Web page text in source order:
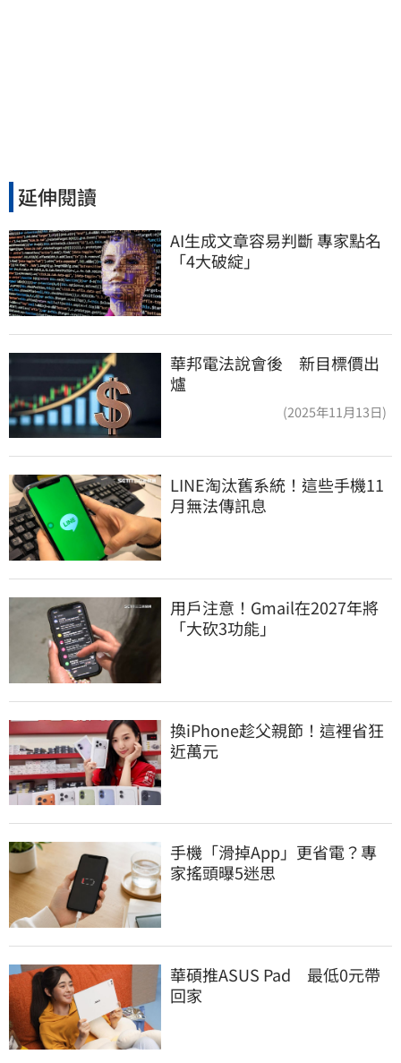
延伸閱讀
AI生成文章容易判斷 專家點名
「4大破綻」
華邦電法說會後 新目標價出
爐
(2025年11月13日)
LINE淘汰舊系統！這些手機11
月無法傳訊息
用戶注意！Gmail在2027年將
「大砍3功能」
換iPhone趁父親節！這裡省狂
近萬元
手機「滑掉App」更省電？專
家搖頭曝5迷思
華碩推ASUS Pad　最低0元帶
回家